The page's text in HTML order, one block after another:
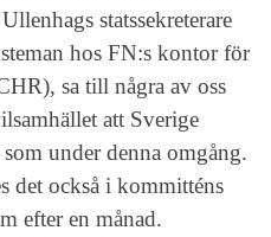
statssekreterare
hos FN:s kontor för
sa till några av oss
att Sverige
under denna omgång.
det också i kommitténs
efter en månad.